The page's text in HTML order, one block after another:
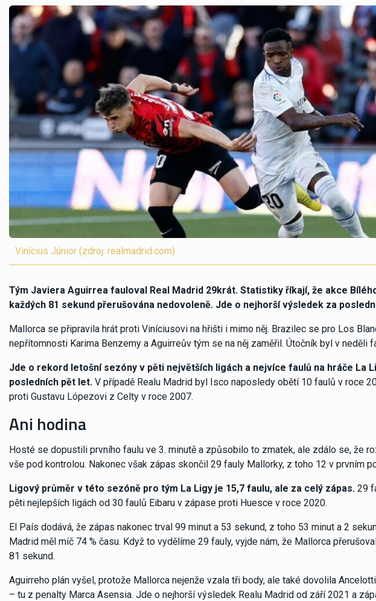
Vinícius Júnior (zdroj: realmadrid.com)
Tým Javiera Aguirrea fauloval Real Madrid 29krát. Statistiky říkají, že akce
každých 81 sekund přerušována nedovoleně. Jde o nejhorší výsledek za
Mallorca se připravila hrát proti Viníciusovi na hřišti i mimo něj. Brazilec se pro Los
nepřítomnosti Karima Benzemy a Aguirreův tým se na něj zaměřil. Útočník byl v neděli
Jde o rekord letošní sezóny v pěti největších ligách a nejvíce faulů na hráče La
posledních pět let. V případě Realu Madrid byl Isco naposledy obětí 10 faulů v roce
proti Gustavu Lópezovi z Celty v roce 2007.
Ani hodina
Hosté se dopustili prvního faulu ve 3. minutě a způsobilo to zmatek, ale zdálo se, že
vše pod kontrolou. Nakonec však zápas skončil 29 fauly Mallorky, z toho 12 v prvním
Ligový průměr v této sezóně pro tým La Ligy je 15,7 faulu, ale za celý zápas. 29
pěti nejlepších ligách od 30 faulů Eibaru v zápase proti Huesce v roce 2020.
El País dodává, že zápas nakonec trval 99 minut a 53 sekund, z toho 53 minut a 2
Madrid měl míč 74 % času. Když to vydělíme 29 fauly, vyjde nám, že Mallorca
81 sekund.
Aguirreho plán vyšel, protože Mallorca nejenže vzala tři body, ale také dovolila
– tu z penalty Marca Asensia. Jde o nejhorší výsledek Realu Madrid od září 2021 a